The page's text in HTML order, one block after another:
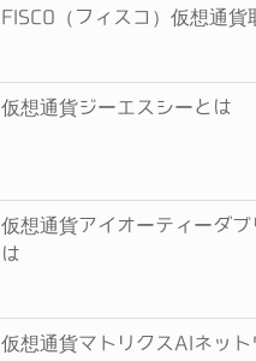
FISCO（フィスコ）仮想通貨
仮想通貨ジーエスシーとは
仮想通貨アイオーティーダブ
は
仮想通貨マトリクスAIネット